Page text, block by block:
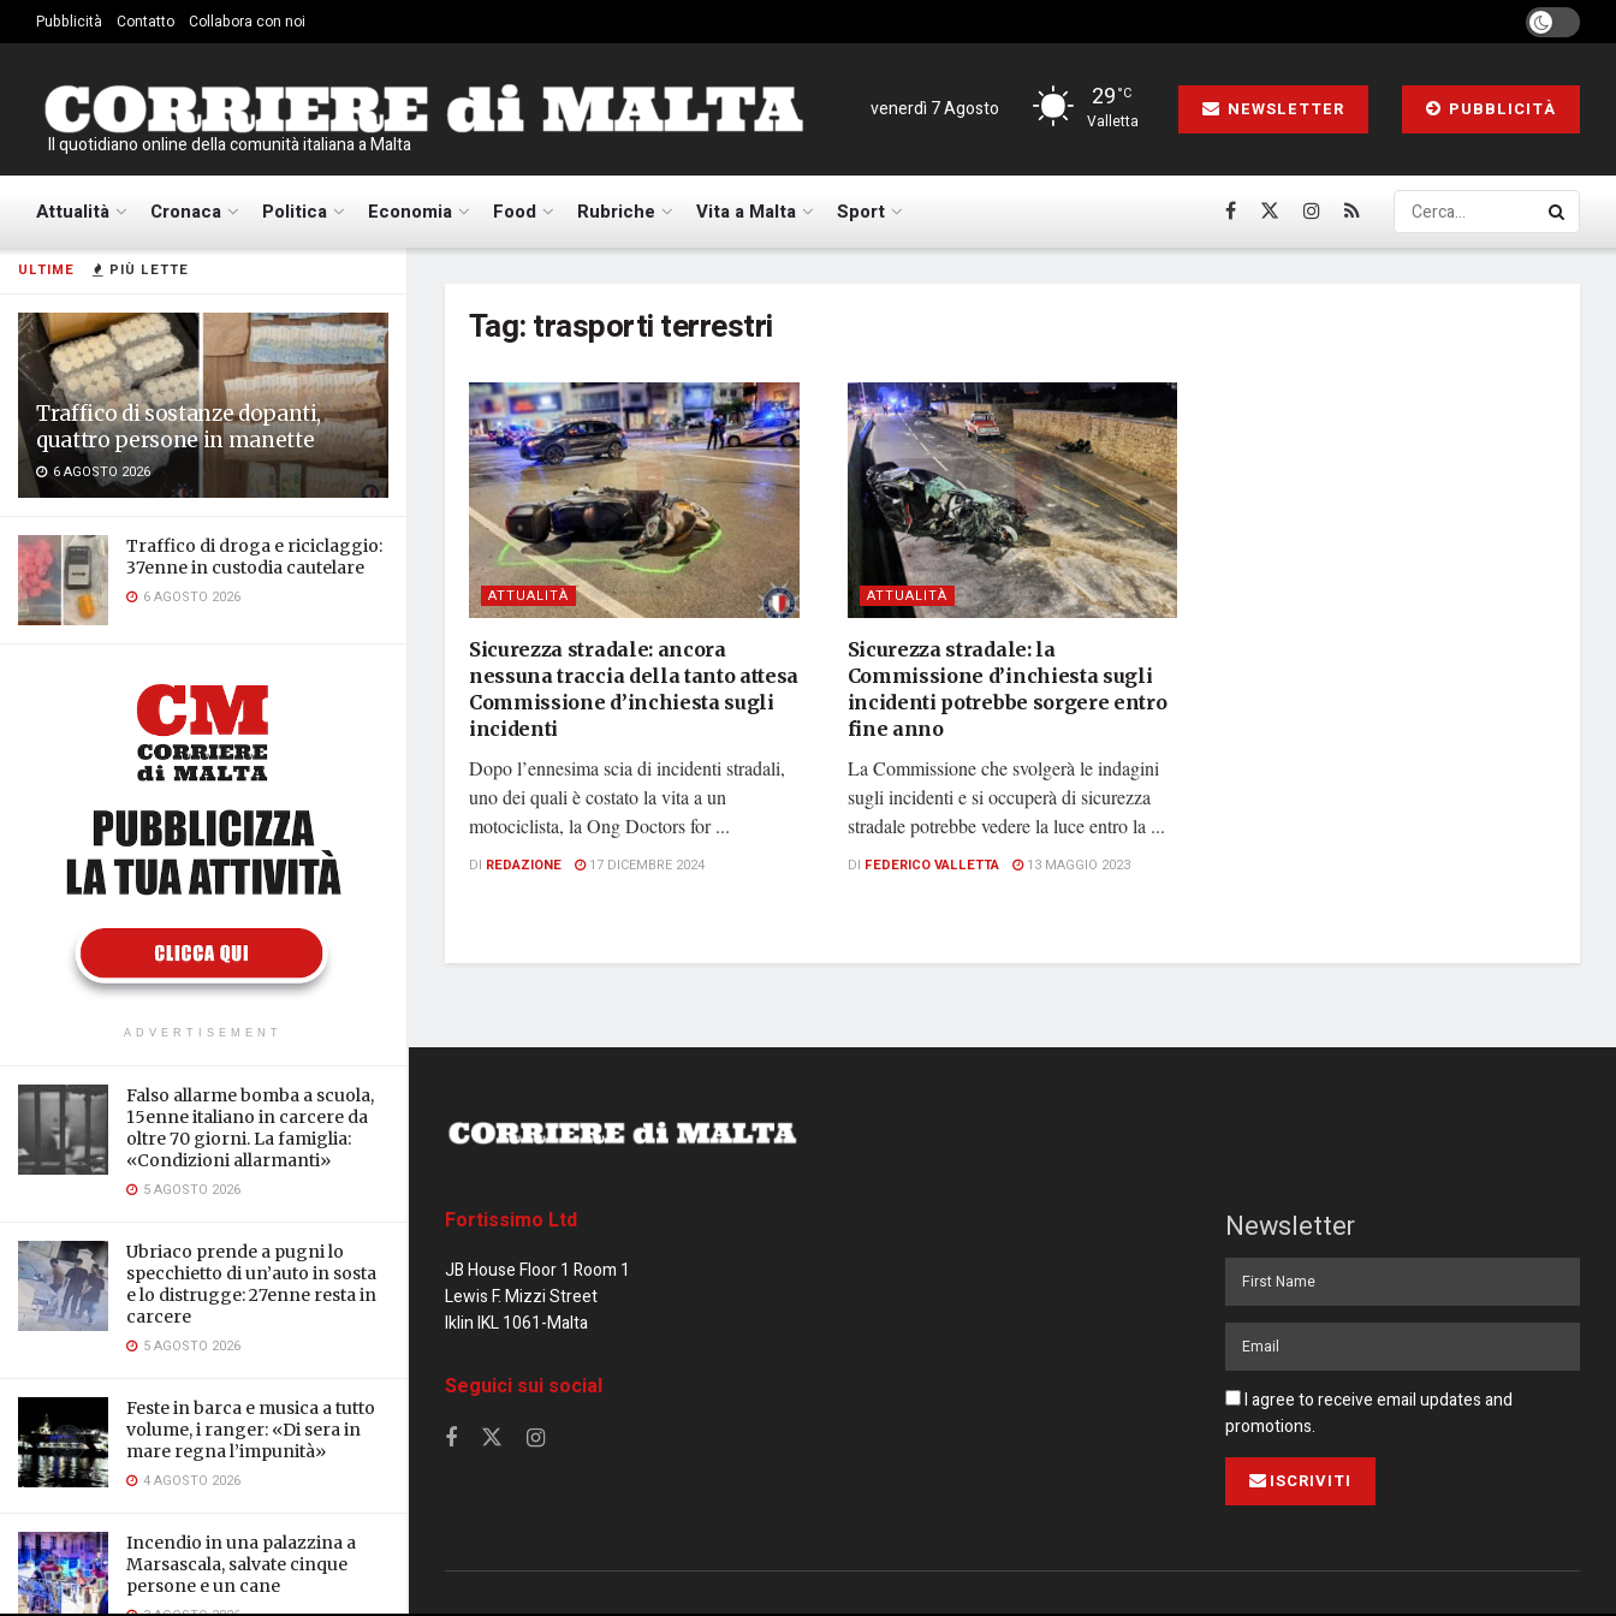
ULTIME PIÙ LETTE
Traffico di sostanze dopanti,
quattro persone in manette
6 AGOSTO 2026
Traffico di droga e riciclaggio:
37enne in custodia cautelare
6 AGOSTO 2026
ADVERTISEMENT
Falso allarme bomba a scuola,
15enne italiano in carcere da
oltre 70 giorni. La famiglia:
«Condizioni allarmanti»
5 AGOSTO 2026
Ubriaco prende a pugni lo
specchietto di un’auto in sosta
e lo distrugge: 27enne resta in
carcere
5 AGOSTO 2026
Feste in barca e musica a tutto
volume, i ranger: «Di sera in
mare regna l’impunità»
4 AGOSTO 2026
Incendio in una palazzina a
Marsascala, salvate cinque
persone e un cane
Pubblicità Contatto Collabora con noi
Il quotidiano online della comunità italiana a Malta
venerdì 7 Agosto 29°C
Valletta
NEWSLETTER PUBBLICITÀ
Attualità Cronaca Politica Economia Food Rubriche Vita a Malta Sport
Tag:trasporti terrestri
ATTUALITÀ
Sicurezza stradale: ancora
nessuna traccia della tanto attesa
Commissione d’inchiesta sugli
incidenti
Dopo l’ennesima scia di incidenti stradali,
uno dei quali è costato la vita a un
motociclista, la Ong Doctors for ...
DI REDAZIONE 17 DICEMBRE 2024
ATTUALITÀ
Sicurezza stradale: la
Commissione d’inchiesta sugli
incidenti potrebbe sorgere entro
fine anno
La Commissione che svolgerà le indagini
sugli incidenti e si occuperà di sicurezza
stradale potrebbe vedere la luce entro la ...
DI FEDERICO VALLETTA 13 MAGGIO 2023
Fortissimo Ltd
JB House Floor 1 Room 1
Lewis F. Mizzi Street
Iklin IKL 1061-Malta
Seguici sui social
Newsletter
I agree to receive email updates and
promotions.
ISCRIVITI